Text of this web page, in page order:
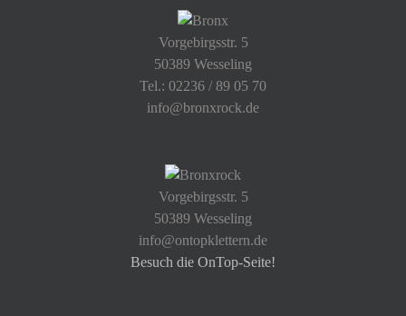
Vorgebirgsstr. 5
50389 Wesseling
Tel.: 02236 / 89 05 70
info@bronxrock.de
Vorgebirgsstr. 5
50389 Wesseling
info@ontopklettern.de
Besuch die OnTop-Seite!